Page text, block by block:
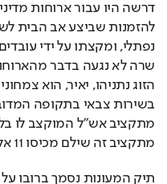
מתקציב זה שילם מכיסו 11 אלף שקלים.